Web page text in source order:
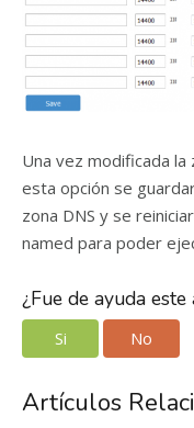
Una vez modificada la
esta opción se
zona DNS y se
named para poder
¿Fue de ayuda
Si No
Artículos